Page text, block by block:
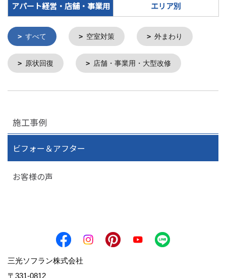
アパート経営・店舗・事業用
エリア別
すべて 空室対策 外まわり
原状回復 店舗・事業用・大型改修
施工事例
ビフォー＆アフター
お客様の声
三光ソフラン株式会社
〒331-0812